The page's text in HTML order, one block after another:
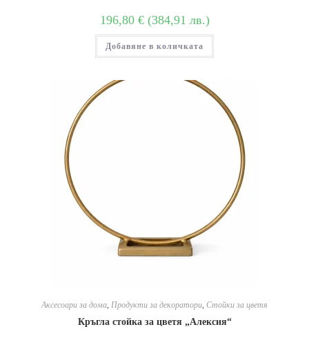
196,80 € (384,91 лв.)
Добавяне в количката
Аксесоари за дома, Продукти за декоратори, Стойки за цветя
Кръгла стойка за цветя „Алексия“